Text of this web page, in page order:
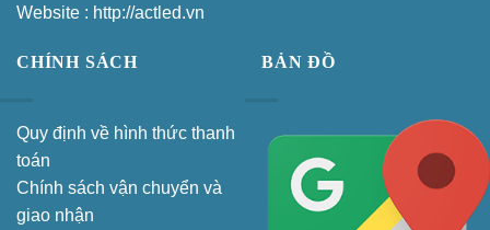
Website : http://actled.vn
CHÍNH SÁCH
Quy định về hình thức thanh
toán
Chính sách vận chuyển và
giao nhận
BẢN ĐỒ